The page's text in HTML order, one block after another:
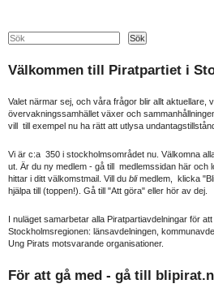
Search Sök
Välkommen till Piratpartiet i
Valet närmar sej, och våra frågor blir allt aktuellare,
övervakningssamhället växer och
vill till exempel nu ha rätt att utlysa
Vi är c:a 350 i stockholmsområdet nu. Välkomna
ut. Är du ny medlem - gå till medlemssidan här och
hittar i ditt välkomstmail. Vill du blimedlem, klicka
hjälpa till (toppen!). Gå till "Att göra" eller hör av dej.
I nuläget samarbetar alla Piratpartiavdelningar för
Stockholmsregionen: länsavdelningen,
Ung Pirats motsvarande organisationer.
För att gå med - gå till